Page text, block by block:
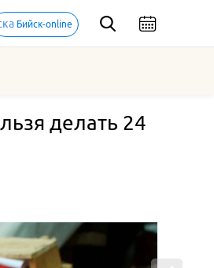
Бийск-online
делать 24